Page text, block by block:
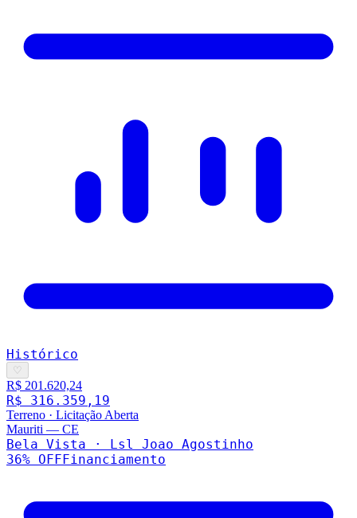
Histórico
♡
R$ 201.620,24
R$ 316.359,19
Terreno · Licitação Aberta
Mauriti — CE
Bela Vista · Lsl Joao Agostinho
36% OFFFinanciamento